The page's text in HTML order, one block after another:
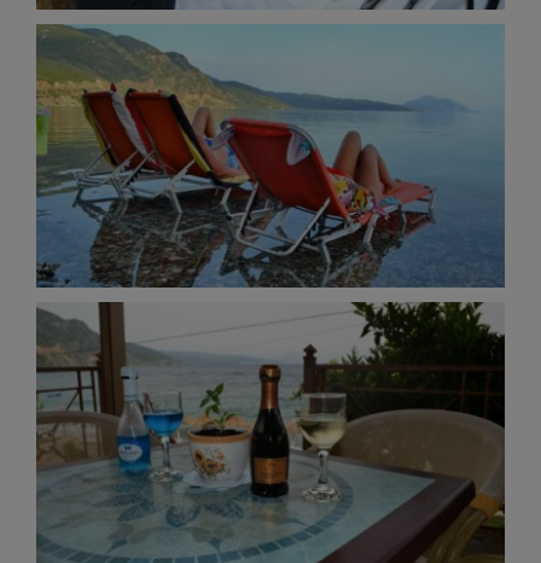
Hot Summer Photos
Guests Photos Summer
Bistro Cafe Bar
Dining